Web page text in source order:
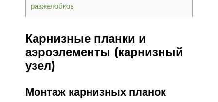
разжелобков
Карнизные планки и
аэроэлементы (карнизный
узел)
Монтаж карнизных планок